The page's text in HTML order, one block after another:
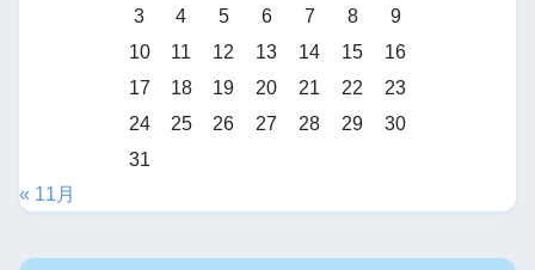
3
4 5 6 7 8
9
10
11 12 13 14 15
16
17
18 19 20 21 22
23
24
25 26 27 28 29
30
31
« 11月